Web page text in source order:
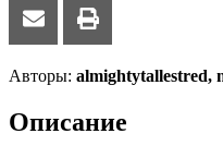
Авторы: almightytallestred,
Описание